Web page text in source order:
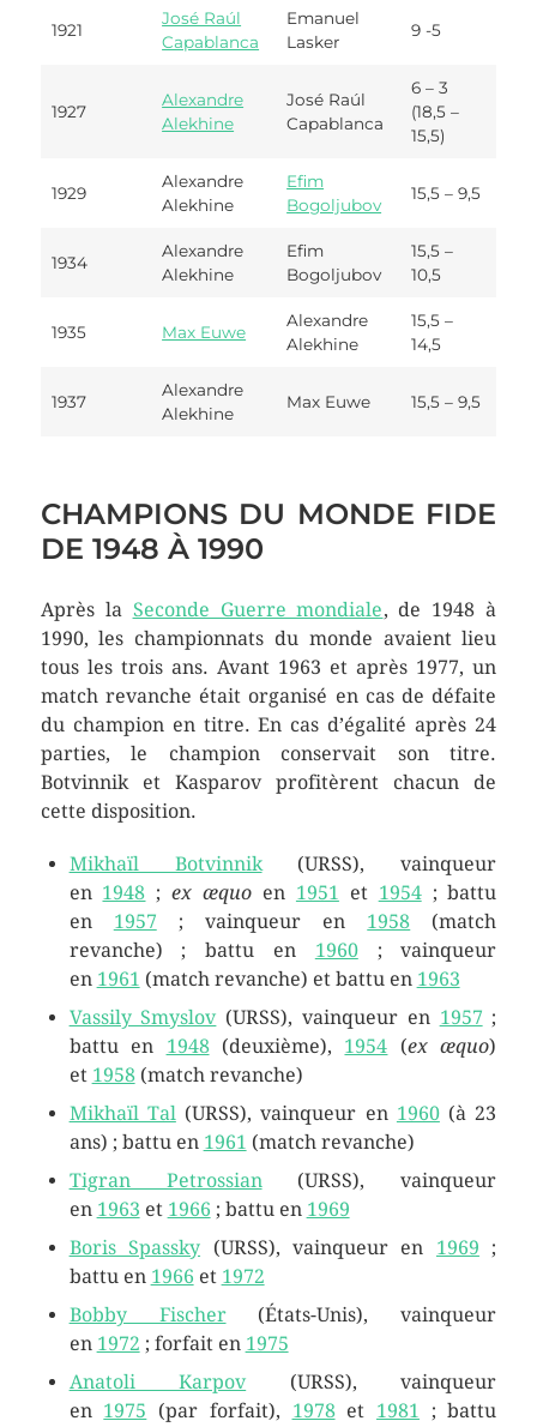
1921
José Raúl
Capablanca
Emanuel
Lasker
9 -5
1927
Alexandre
Alekhine
José Raúl
Capablanca
6 – 3
(18,5 –
15,5)
1929
Alexandre
Alekhine
Efim
Bogoljubov
15,5 – 9,5
1934
Alexandre
Alekhine
Efim
Bogoljubov
15,5 –
10,5
1935 Max Euwe
Alexandre
Alekhine
15,5 –
14,5
1937
Alexandre
Alekhine
Max Euwe 15,5 – 9,5
CHAMPIONS DU MONDE FIDE
DE 1948 À 1990
Après la Seconde Guerre mondiale, de 1948 à
1990, les championnats du monde avaient lieu
tous les trois ans. Avant 1963 et après 1977, un
match revanche était organisé en cas de défaite
du champion en titre. En cas d’égalité après 24
parties, le champion conservait son titre.
Botvinnik et Kasparov profitèrent chacun de
cette disposition.
Mikhaïl Botvinnik(URSS), vainqueur
en 1948 ;ex æquo en 1951 et 1954; battu
en 1957 ; vainqueur en 1958 (match
revanche) ; battu en 1960; vainqueur
en 1961 (match revanche) et battu en 1963
Vassily Smyslov(URSS), vainqueur en 1957 ;
battu en 1948(deuxième), 1954 (ex æquo)
et 1958(match revanche)
Mikhaïl Tal(URSS), vainqueur en 1960(à 23
ans) ; battu en 1961 (match revanche)
Tigran Petrossian(URSS), vainqueur
en 1963 et 1966 ; battu en 1969
Boris Spassky (URSS), vainqueur en 1969 ;
battu en 1966 et 1972
Bobby Fischer(États-Unis), vainqueur
en 1972 ; forfait en 1975
Anatoli Karpov(URSS), vainqueur
en 1975 (par forfait), 1978et 1981 ; battu